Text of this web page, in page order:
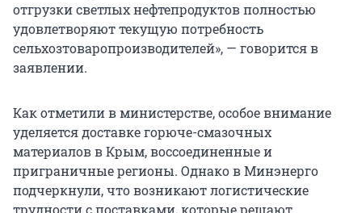
отгрузки светлых нефтепродуктов полностью
удовлетворяют текущую потребность
сельхозтоваропроизводителей», — говорится в
заявлении.
Как отметили в министерстве, особое внимание
уделяется доставке горюче-смазочных
материалов в Крым, воссоединенные и
приграничные регионы. Однако в Минэнерго
подчеркнули, что возникают логистические
трудности с поставками, которые решают